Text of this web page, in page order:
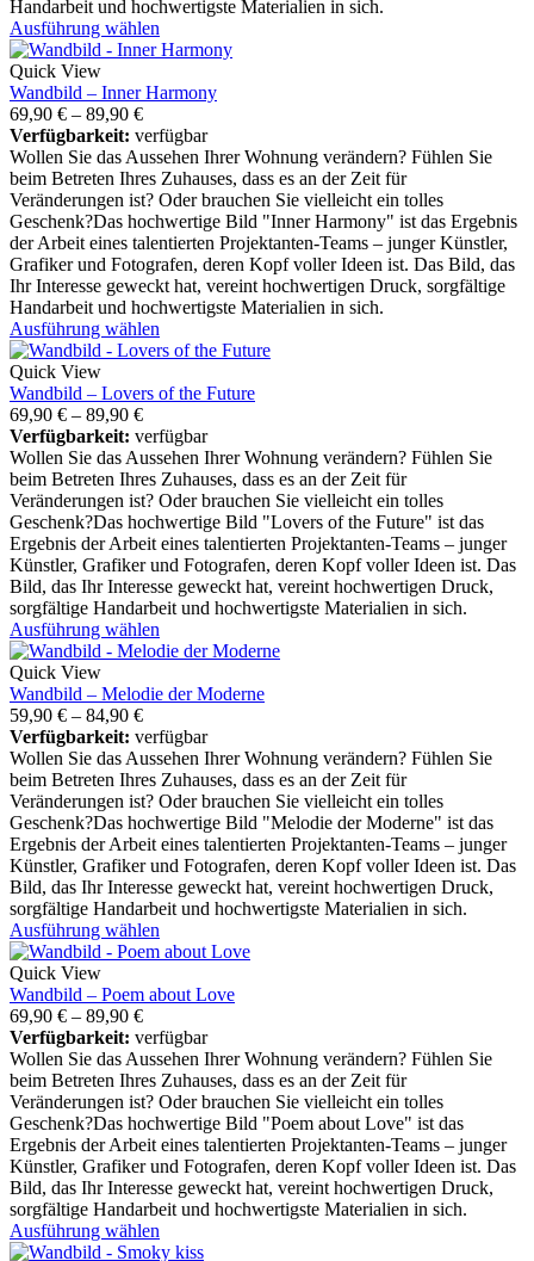
Handarbeit und hochwertigste Materialien in sich.
Ausführung wählen
Quick View
Wandbild – Inner Harmony
69,90 € – 89,90 €
Verfügbarkeit: verfügbar
Wollen Sie das Aussehen Ihrer Wohnung verändern? Fühlen Sie
beim Betreten Ihres Zuhauses, dass es an der Zeit für
Veränderungen ist? Oder brauchen Sie vielleicht ein tolles
Geschenk?Das hochwertige Bild "Inner Harmony" ist das Ergebnis
der Arbeit eines talentierten Projektanten-Teams – junger Künstler,
Grafiker und Fotografen, deren Kopf voller Ideen ist. Das Bild, das
Ihr Interesse geweckt hat, vereint hochwertigen Druck, sorgfältige
Handarbeit und hochwertigste Materialien in sich.
Ausführung wählen
Quick View
Wandbild – Lovers of the Future
69,90 € – 89,90 €
Verfügbarkeit: verfügbar
Wollen Sie das Aussehen Ihrer Wohnung verändern? Fühlen Sie
beim Betreten Ihres Zuhauses, dass es an der Zeit für
Veränderungen ist? Oder brauchen Sie vielleicht ein tolles
Geschenk?Das hochwertige Bild "Lovers of the Future" ist das
Ergebnis der Arbeit eines talentierten Projektanten-Teams – junger
Künstler, Grafiker und Fotografen, deren Kopf voller Ideen ist. Das
Bild, das Ihr Interesse geweckt hat, vereint hochwertigen Druck,
sorgfältige Handarbeit und hochwertigste Materialien in sich.
Ausführung wählen
Quick View
Wandbild – Melodie der Moderne
59,90 € – 84,90 €
Verfügbarkeit: verfügbar
Wollen Sie das Aussehen Ihrer Wohnung verändern? Fühlen Sie
beim Betreten Ihres Zuhauses, dass es an der Zeit für
Veränderungen ist? Oder brauchen Sie vielleicht ein tolles
Geschenk?Das hochwertige Bild "Melodie der Moderne" ist das
Ergebnis der Arbeit eines talentierten Projektanten-Teams – junger
Künstler, Grafiker und Fotografen, deren Kopf voller Ideen ist. Das
Bild, das Ihr Interesse geweckt hat, vereint hochwertigen Druck,
sorgfältige Handarbeit und hochwertigste Materialien in sich.
Ausführung wählen
Quick View
Wandbild – Poem about Love
69,90 € – 89,90 €
Verfügbarkeit: verfügbar
Wollen Sie das Aussehen Ihrer Wohnung verändern? Fühlen Sie
beim Betreten Ihres Zuhauses, dass es an der Zeit für
Veränderungen ist? Oder brauchen Sie vielleicht ein tolles
Geschenk?Das hochwertige Bild "Poem about Love" ist das
Ergebnis der Arbeit eines talentierten Projektanten-Teams – junger
Künstler, Grafiker und Fotografen, deren Kopf voller Ideen ist. Das
Bild, das Ihr Interesse geweckt hat, vereint hochwertigen Druck,
sorgfältige Handarbeit und hochwertigste Materialien in sich.
Ausführung wählen